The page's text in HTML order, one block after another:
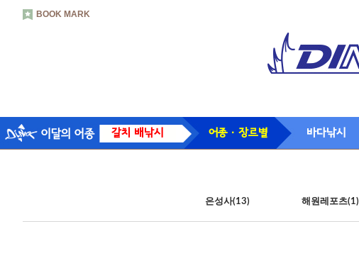
BOOK MARK
갈치 배낚시 어종 · 장르별 바다낚시
은성사(13) 해원레포츠(1)